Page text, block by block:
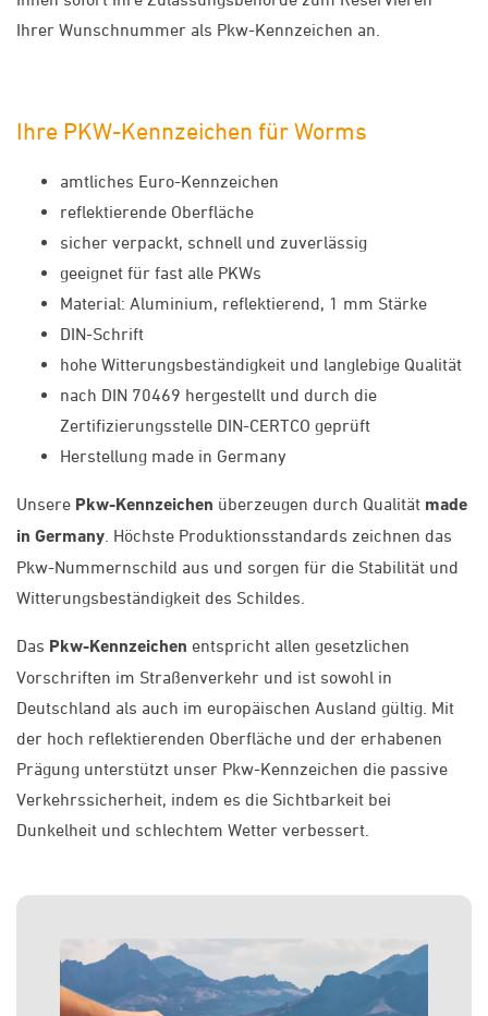
Ihrer Wunschnummer als Pkw-Kennzeichen an.
Ihre PKW-Kennzeichen für Worms
amtliches Euro-Kennzeichen
reflektierende Oberfläche
sicher verpackt, schnell und zuverlässig
geeignet für fast alle PKWs
Material: Aluminium, reflektierend, 1 mm Stärke
DIN-Schrift
hohe Witterungsbeständigkeit und langlebige Qualität
nach DIN 70469 hergestellt und durch die
Zertifizierungsstelle DIN-CERTCO geprüft
Herstellung made in Germany
Unsere Pkw-Kennzeichen überzeugen durch Qualität made
in Germany . Höchste Produktionsstandards zeichnen das
Pkw-Nummernschild aus und sorgen für die Stabilität und
Witterungsbeständigkeit des Schildes.
Das Pkw-Kennzeichen entspricht allen gesetzlichen
Vorschriften im Straßenverkehr und ist sowohl in
Deutschland als auch im europäischen Ausland gültig. Mit
der hoch reflektierenden Oberfläche und der erhabenen
Prägung unterstützt unser Pkw-Kennzeichen die passive
Verkehrssicherheit, indem es die Sichtbarkeit bei
Dunkelheit und schlechtem Wetter verbessert.